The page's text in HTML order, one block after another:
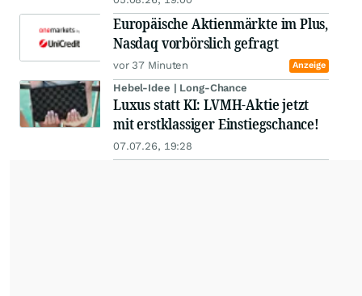
Europäische Aktienmärkte im Plus,
Nasdaq vorbörslich gefragt
vor 37 Minuten Anzeige
Hebel-Idee | Long-Chance
Luxus statt KI: LVMH-Aktie jetzt
mit erstklassiger Einstiegschance!
07.07.26, 19:28